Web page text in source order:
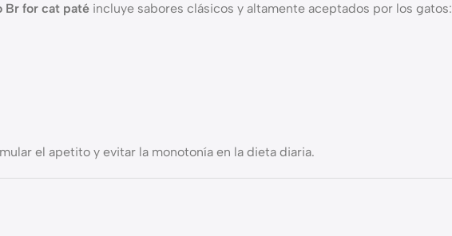
Br for cat paté incluye sabores clásicos y altamente aceptados por los gatos:
el apetito y evitar la monotonía en la dieta diaria.